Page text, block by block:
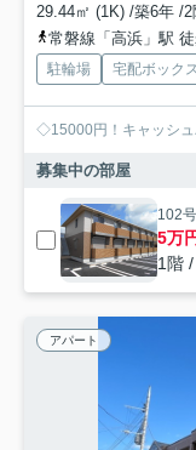
29.44㎡ (1K) /築6年 /2
常磐線「高浜」駅
駐輪場 宅配ボック
◇15000円！キャッシ
募集中の部屋
102
5万
1階
アパート